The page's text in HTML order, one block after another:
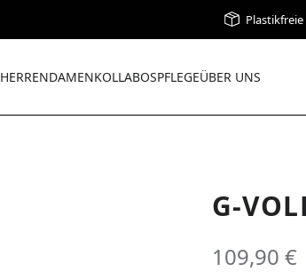
HERRENDAMENKOLLABOSPFLEGEÜBER UNS
G-
109,90 €